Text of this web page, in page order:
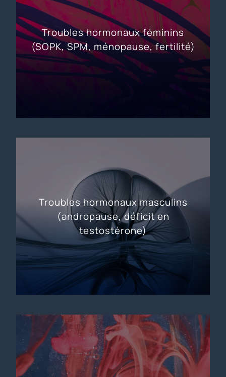
Troubles hormonaux féminins
(SOPK, SPM, ménopause, fertilité)
Troubles hormonaux masculins
(andropause, déficit en
testostérone)